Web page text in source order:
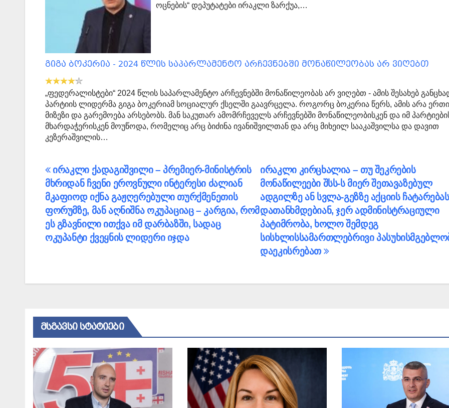
ოცნების“ დეპუტატები ირაკლი ზარქუა,…
გიგა ბოკერია - 2024 წლის საპარლამენტო არჩევნებში მონაწილეობას არ ვიღებთ
„ფედერალისტები“ 2024 წლის საპარლამენტო არჩევნებში მონაწილეობას არ ვიღებთ - ამის შესახებ
პარტიის ლიდერმა გიგა ბოკერიამ სოციალურ ქსელში გაავრცელა. როგორც ბოკერია წერს, ამის არა ერთი
მიზეზი და გარემოება არსებობს. მან საკუთარ ამომრჩეველს არჩევნებში მონაწილეობისკენ და იმ
მხარდაჭერისკენ მოუწოდა, რომელიც არც ბიძინა ივანიშვილთან და არც მიხეილ სააკაშვილსა და დავით
კეზერაშვილის…
პოსტის
ნავიგაცია
ირაკლი კირცხალია – თუ შეკრების
მონაწილეები შსს-ს მიერ შეთავაზებულ
ადგილზე ან სვლა-გეზზე აქციის
დათანხმდებიან, ჯერ ადმინისტრაციული
პატიმრობა, ხოლო შემდეგ
სისხლისსამართლებრივი
დაეკისრებათ
ირაკლი ქადაგიშვილი – პრემიერ-მინისტრის
მხრიდან ჩვენი ეროვნული ინტერესი ძალიან
მკაფიოდ იქნა გაჟღერებული თურქმენეთის
ფორუმზე, მან აღნიშნა ოკუპაციაც – კარგია, რომ
ეს გზავნილი ითქვა იმ დარბაზში, სადაც
ოკუპანტი ქვეყნის ლიდერი იჯდა
ᲛᲡᲒᲐᲕᲡᲘ ᲡᲢᲐᲢᲘᲔᲑᲘ